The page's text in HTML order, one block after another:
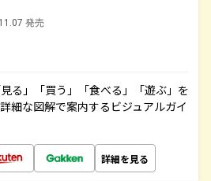
発売
る」「買う」「食べる」「遊ぶ」を
細な図解で案内するビジュアルガイ
詳細を見る